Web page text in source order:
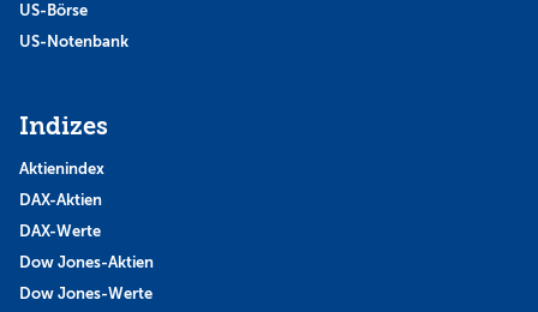
US-Börse
US-Notenbank
Indizes
Aktienindex
DAX-Aktien
DAX-Werte
Dow Jones-Aktien
Dow Jones-Werte